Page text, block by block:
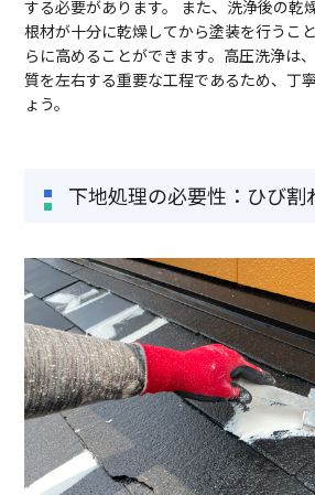
する必要があります。 また、洗浄後の乾
根材が十分に乾燥してから塗装を行うこ
らに高めることができます。高圧洗浄は
質を左右する重要な工程であるため、丁
ょう。
下地処理の必要性：ひび割